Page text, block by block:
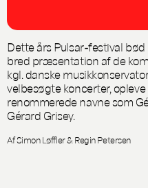
Dette års Pulsar-festival
bred præsentation af de
kgl. danske
velbesøgte koncerter,
renommerede navne som
Gérard Grisey.
Af Simon Løffler & Regin Petersen